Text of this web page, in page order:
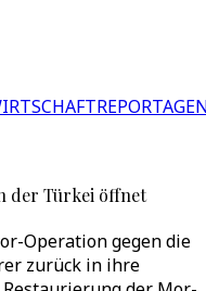
der Türkei öffnet
Operation gegen die
zurück in ihre